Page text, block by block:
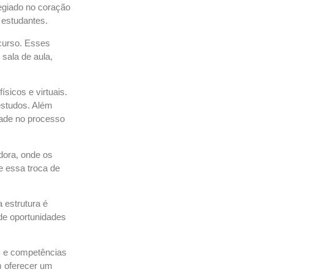
no coração
Esses
de aula,
e virtuais.
Além
no processo
onde os
essa troca de
estrutura é
oportunidades
e competências
oferecer um